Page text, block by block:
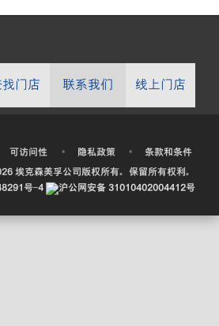
找门店 联系我们 线上门店
可访问性 • 隐私政策 •
条款和条件
埃克森美孚公司版权所有。保留所有权利。
号-4
沪公网安备 31010402004412号